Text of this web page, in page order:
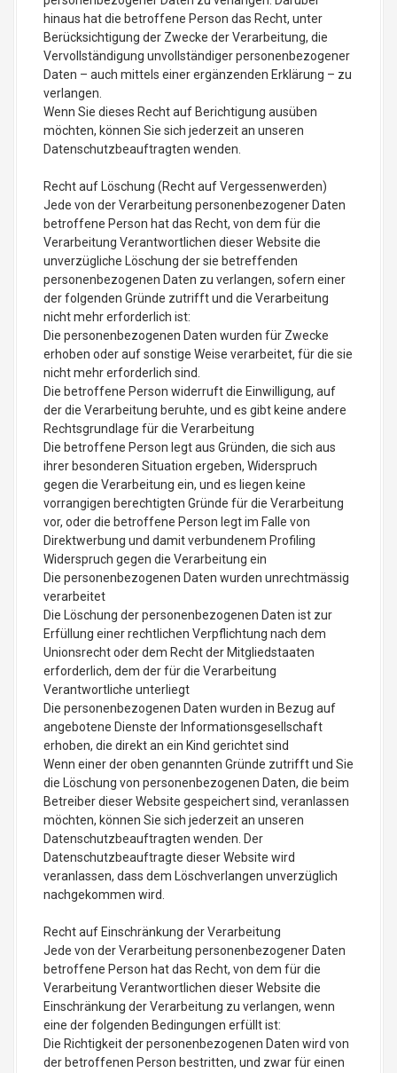
hinaus hat die betroffene Person das Recht, unter
Berücksichtigung der Zwecke der Verarbeitung, die
Vervollständigung unvollständiger personenbezogener
Daten – auch mittels einer ergänzenden Erklärung – zu
verlangen.
Wenn Sie dieses Recht auf Berichtigung ausüben
möchten, können Sie sich jederzeit an unseren
Datenschutzbeauftragten wenden.
Recht auf Löschung (Recht auf Vergessenwerden)
Jede von der Verarbeitung personenbezogener Daten
betroffene Person hat das Recht, von dem für die
Verarbeitung Verantwortlichen dieser Website die
unverzügliche Löschung der sie betreffenden
personenbezogenen Daten zu verlangen, sofern einer
der folgenden Gründe zutrifft und die Verarbeitung
nicht mehr erforderlich ist:
Die personenbezogenen Daten wurden für Zwecke
erhoben oder auf sonstige Weise verarbeitet, für die sie
nicht mehr erforderlich sind.
Die betroffene Person widerruft die Einwilligung, auf
der die Verarbeitung beruhte, und es gibt keine andere
Rechtsgrundlage für die Verarbeitung
Die betroffene Person legt aus Gründen, die sich aus
ihrer besonderen Situation ergeben, Widerspruch
gegen die Verarbeitung ein, und es liegen keine
vorrangigen berechtigten Gründe für die Verarbeitung
vor, oder die betroffene Person legt im Falle von
Direktwerbung und damit verbundenem Profiling
Widerspruch gegen die Verarbeitung ein
Die personenbezogenen Daten wurden unrechtmässig
verarbeitet
Die Löschung der personenbezogenen Daten ist zur
Erfüllung einer rechtlichen Verpflichtung nach dem
Unionsrecht oder dem Recht der Mitgliedstaaten
erforderlich, dem der für die Verarbeitung
Verantwortliche unterliegt
Die personenbezogenen Daten wurden in Bezug auf
angebotene Dienste der Informationsgesellschaft
erhoben, die direkt an ein Kind gerichtet sind
Wenn einer der oben genannten Gründe zutrifft und Sie
die Löschung von personenbezogenen Daten, die beim
Betreiber dieser Website gespeichert sind, veranlassen
möchten, können Sie sich jederzeit an unseren
Datenschutzbeauftragten wenden. Der
Datenschutzbeauftragte dieser Website wird
veranlassen, dass dem Löschverlangen unverzüglich
nachgekommen wird.
Recht auf Einschränkung der Verarbeitung
Jede von der Verarbeitung personenbezogener Daten
betroffene Person hat das Recht, von dem für die
Verarbeitung Verantwortlichen dieser Website die
Einschränkung der Verarbeitung zu verlangen, wenn
eine der folgenden Bedingungen erfüllt ist:
Die Richtigkeit der personenbezogenen Daten wird von
der betroffenen Person bestritten, und zwar für einen